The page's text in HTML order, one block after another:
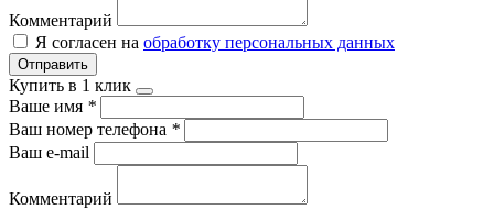
Комментарий
Я согласен на обработку персональных данных
Отправить
Купить в 1 клик
Ваше имя *
Ваш номер телефона *
Ваш e-mail
Комментарий